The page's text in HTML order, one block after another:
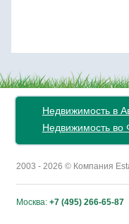
Недвижимость в
Недвижимость во
2003 - 2026 © Компания
Москва: +7 (495) 266-65-87